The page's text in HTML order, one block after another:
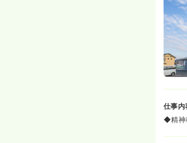
仕事内
◆精神